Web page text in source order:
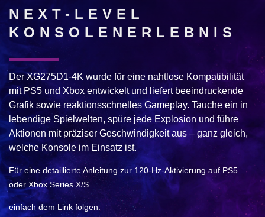
NEXT-LEVEL
KONSOLENERLEBNIS
Der XG275D1-4K wurde für eine nahtlose Kompatibilität
mit PS5 und Xbox entwickelt und liefert beeindruckende
Grafik sowie reaktionsschnelles Gameplay. Tauche ein in
lebendige Spielwelten, spüre jede Explosion und führe
Aktionen mit präziser Geschwindigkeit aus – ganz gleich,
welche Konsole im Einsatz ist.
Für eine detaillierte Anleitung zur 120-Hz-Aktivierung auf PS5
oder Xbox Series X/S.
einfach dem Link folgen.